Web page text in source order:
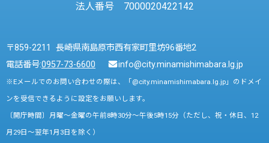
法人番号 7000020422142
〒859-2211 長崎県南島原市西有家町里坊96番地2
電話番号:0957-73-6600 info@city.minamishimabara.lg.jp
※Eメールでのお問い合わせの際は、「@city.minamishimabara.lg.jp」のドメイ
ンを受信できるように設定をお願いします。
〔開庁時間〕月曜～金曜の午前8時30分～午後5時15分（ただし、祝・休日、12
月29日～翌年1月3日を除く）